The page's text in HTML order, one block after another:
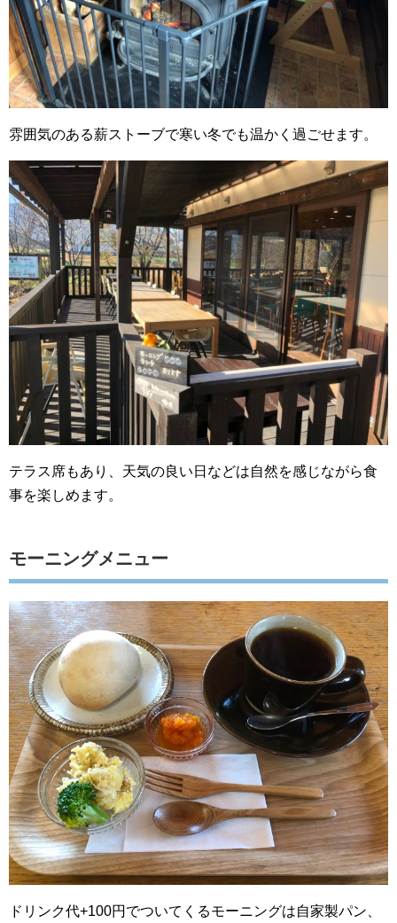
雰囲気のある薪ストーブで寒い冬でも温かく過ごせます。
テラス席もあり、天気の良い日などは自然を感じながら食
事を楽しめます。
モーニングメニュー
ドリンク代+100円でついてくるモーニングは自家製パン、